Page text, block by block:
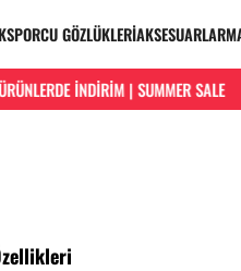
SPORCU GÖZLÜKLERİAKSESUARLAR
İNDİRİM | SUMMER SALE